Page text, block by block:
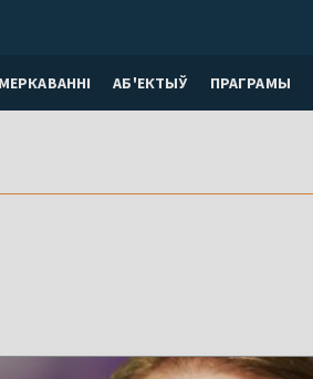
МЕРКАВАННI АБ'ЕКТЫЎ ПРАГРАМЫ